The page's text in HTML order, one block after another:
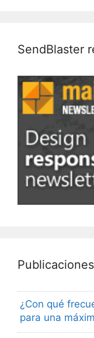
SendBlaster
¿Con qué
para una